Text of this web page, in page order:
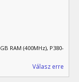
RAM (400MHz), P380-
Válasz erre